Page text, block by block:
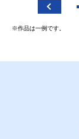
※作品は一例です。